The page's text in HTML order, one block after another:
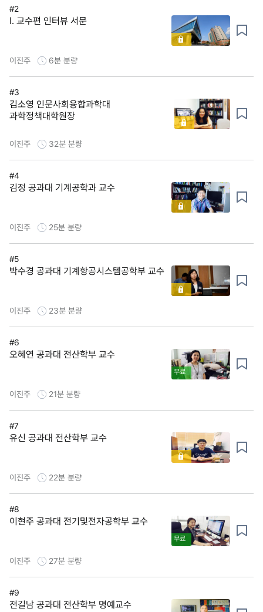
#2
Ⅰ. 교수편 인터뷰 서문
이진주 6분 분량
#3
김소영 인문사회융합과학대
과학정책대학원장
이진주 32분 분량
#4
김정 공과대 기계공학과 교수
이진주 25분 분량
#5
박수경 공과대 기계항공시스템공학부 교수
이진주 23분 분량
#6
오혜연 공과대 전산학부 교수
무료
이진주 21분 분량
#7
유신 공과대 전산학부 교수
이진주 22분 분량
#8
이현주 공과대 전기및전자공학부 교수
무료
이진주 27분 분량
#9
전길남 공과대 전산학부 명예교수